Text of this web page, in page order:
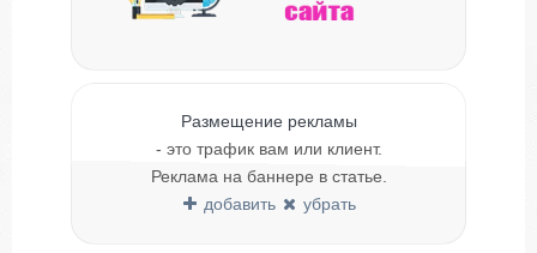
Размещение рекламы
- это трафик вам или клиент.
Реклама на баннере в статье.
добавить
убрать